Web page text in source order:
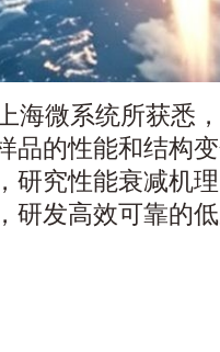
海微系统所获悉
品的性能和结构
研究性能衰减机
，研发高效可靠的